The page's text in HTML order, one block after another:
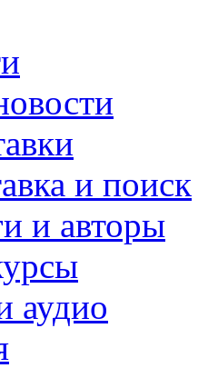
и поиск
и авторы
аудио